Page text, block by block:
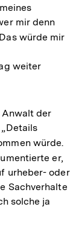
mir denn
Das würde mir
weiter
der
würde.
der
er,
urheber- oder
Sachverhalte
solche ja